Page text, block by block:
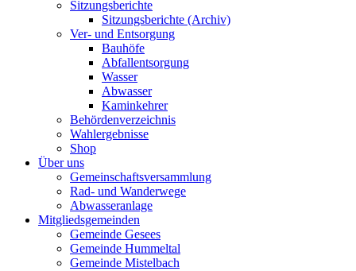
Sitzungsberichte
Sitzungsberichte (Archiv)
Ver- und Entsorgung
Bauhöfe
Abfallentsorgung
Wasser
Abwasser
Kaminkehrer
Behördenverzeichnis
Wahlergebnisse
Shop
Über uns
Gemeinschaftsversammlung
Rad- und Wanderwege
Abwasseranlage
Mitgliedsgemeinden
Gemeinde Gesees
Gemeinde Hummeltal
Gemeinde Mistelbach